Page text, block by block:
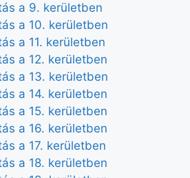
a 9. kerületben
a 10. kerületben
a 11. kerületben
a 12. kerületben
a 13. kerületben
a 14. kerületben
a 15. kerületben
a 16. kerületben
a 17. kerületben
a 18. kerületben